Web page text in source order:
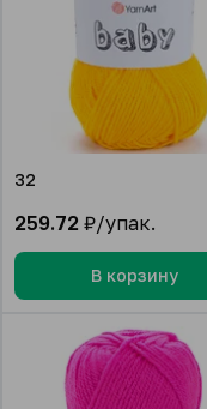
32
259.72 ₽/упак.
В корзину